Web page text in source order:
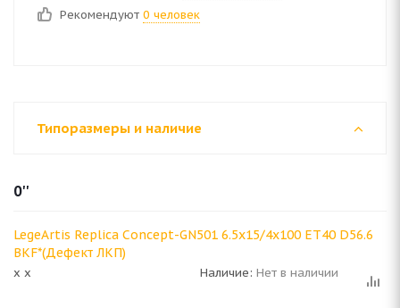
Рекомендуют 0 человек
Типоразмеры и наличие
0''
LegeArtis Replica Concept-GN501 6.5x15/4x100 ET40 D56.6
BKF*(Дефект ЛКП)
x x Наличие: Нет в наличии